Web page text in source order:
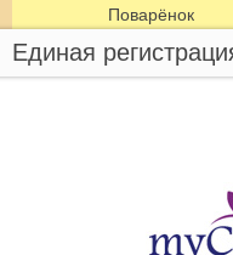
Поварёнок
Единая